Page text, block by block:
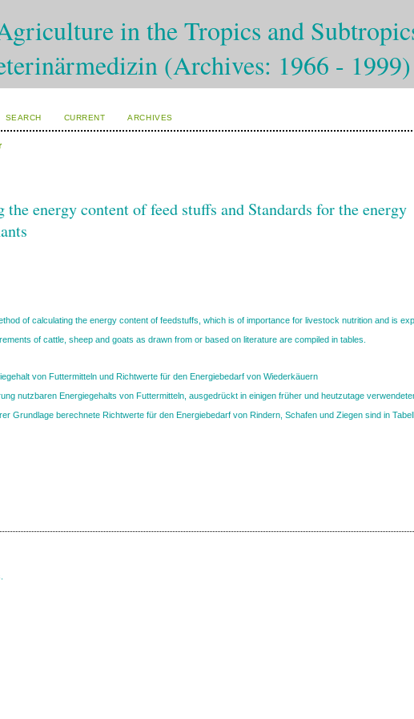
in the Tropics and
(Archives: 1966 - 1999)
SEARCH CURRENT ARCHIVES
energy content of feed stuffs and Standards for the energy
of calculating the energy content of feedstuffs, which is of importance for livestock nutrition and is
of cattle, sheep and goats as drawn from or based on literature are compiled in tables.
von Futtermitteln und Richtwerte für den Energiebedarf von Wiederkäuern
nutzbaren Energiegehalts von Futtermitteln, ausgedrückt in einigen früher und heutzutage
Grundlage berechnete Richtwerte für den Energiebedarf von Rindern, Schafen und Ziegen sind in